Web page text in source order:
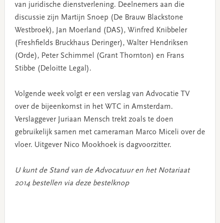
van juridische dienstverlening. Deelnemers aan die
discussie zijn Martijn Snoep (De Brauw Blackstone
Westbroek), Jan Moerland (DAS), Winfred Knibbeler
(Freshfields Bruckhaus Deringer), Walter Hendriksen
(Orde), Peter Schimmel (Grant Thornton) en Frans
Stibbe (Deloitte Legal).
Volgende week volgt er een verslag van Advocatie TV
over de bijeenkomst in het WTC in Amsterdam.
Verslaggever Juriaan Mensch trekt zoals te doen
gebruikelijk samen met cameraman Marco Miceli over de
vloer. Uitgever Nico Mookhoek is dagvoorzitter.
U kunt de Stand van de Advocatuur en het Notariaat
2014 bestellen via deze bestelknop